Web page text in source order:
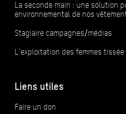
La seconde main : une solution
environnemental de nos
Stagiaire campagnes/médias
L’exploitation des femmes
Liens utiles
Faire un don